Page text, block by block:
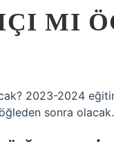
MI
2023-2024
sonra olacak.